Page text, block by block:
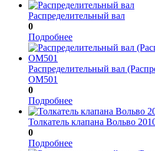
Распределительный вал
0
Подробнее
Распределительный вал
ОМ501
0
Подробнее
Толкатель клапана Вольво
0
Подробнее